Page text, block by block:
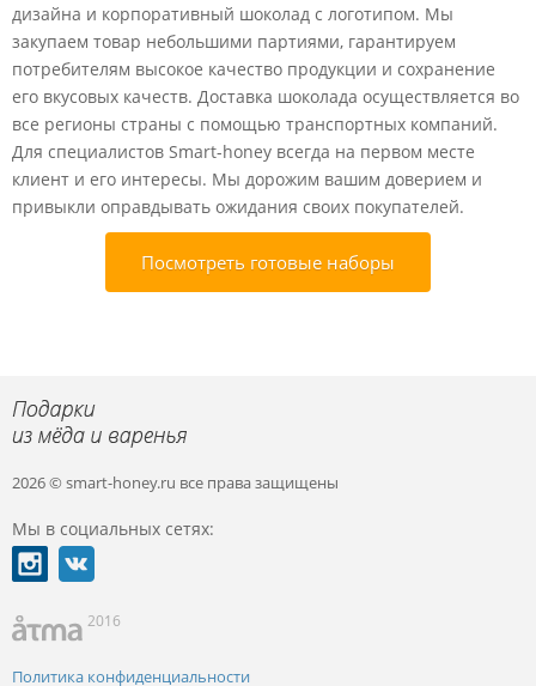
дизайна и корпоративный шоколад с логотипом. Мы
закупаем товар небольшими партиями, гарантируем
потребителям высокое качество продукции и сохранение
его вкусовых качеств. Доставка шоколада осуществляется во
все регионы страны с помощью транспортных компаний.
Для специалистов Smart-honey всегда на первом месте
клиент и его интересы. Мы дорожим вашим доверием и
привыкли оправдывать ожидания своих покупателей.
Посмотреть готовые наборы
2026 © smart-honey.ru все права защищены
Мы в социальных сетях:
2016
Политика конфиденциальности